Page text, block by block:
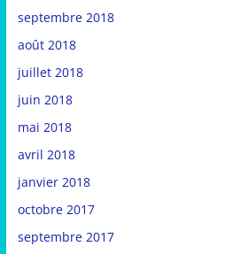
septembre 2018
août 2018
juillet 2018
juin 2018
mai 2018
avril 2018
janvier 2018
octobre 2017
septembre 2017